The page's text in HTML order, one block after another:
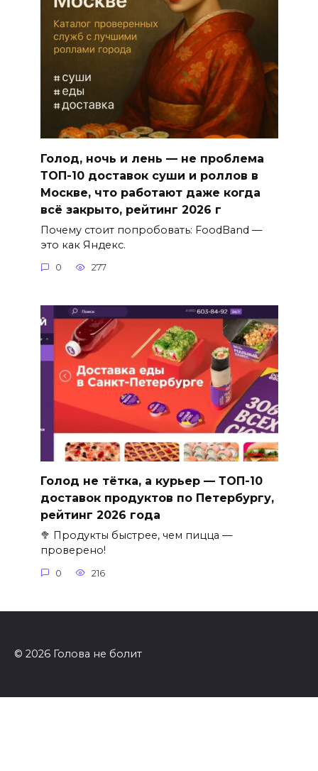
Голод, ночь и лень — не проблема
ТОП-10 доставок суши и роллов в
Москве, что работают даже когда
всё закрыто, рейтинг 2026 г
Почему стоит попробовать: FoodBand —
это как Яндекс.
0 277
Голод не тётка, а курьер — ТОП-10
доставок продуктов по Петербургу,
рейтинг 2026 года
🥦 Продукты быстрее, чем пицца —
проверено!
0 216
© 2026 Голова не болит